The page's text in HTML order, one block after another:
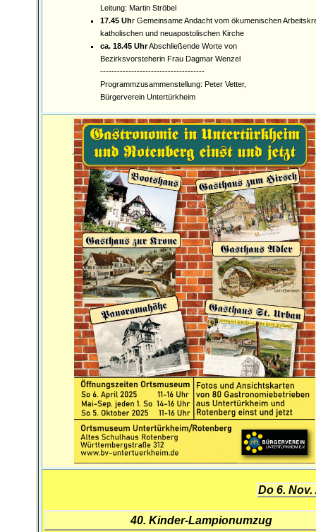
Leitung: Martin Ströbel
17.45 Uhr Gemeinsame Andacht vom ökumenischen
katholischen und neuapostolischen Kirche
ca. 18.45 UhrAbschließende Worte von
Bezirksvorsteherin Frau Dagmar Wenzel
-------------------------------------
Programmzusammenstellung: Peter Vetter,
Bürgerverein Untertürkheim
Do 6. Nov.
40. Kinder-Lampionumzug